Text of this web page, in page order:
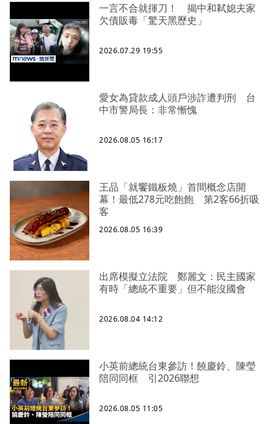
一言不合就揮刀！ 揭中和弒媳夫家
欠債販毒「驚天黑歷史」
2026.07.29 19:55
愛女為貸款成人頭戶涉詐遭判刑 台
中市警局長：非常慚愧
2026.08.05 16:17
王品「就饗鐵板燒」首間概念店開
幕！最低278元吃飽飽 第2客66折吸
客
2026.08.05 16:39
出席模擬立法院 鄭麗文：民主國家
有時「總統不重要」但不能沒國會
2026.08.04 14:12
小英前總統台東參訪！饒慶鈴、陳瑩
陪同同框 引2026聯想
2026.08.05 11:05